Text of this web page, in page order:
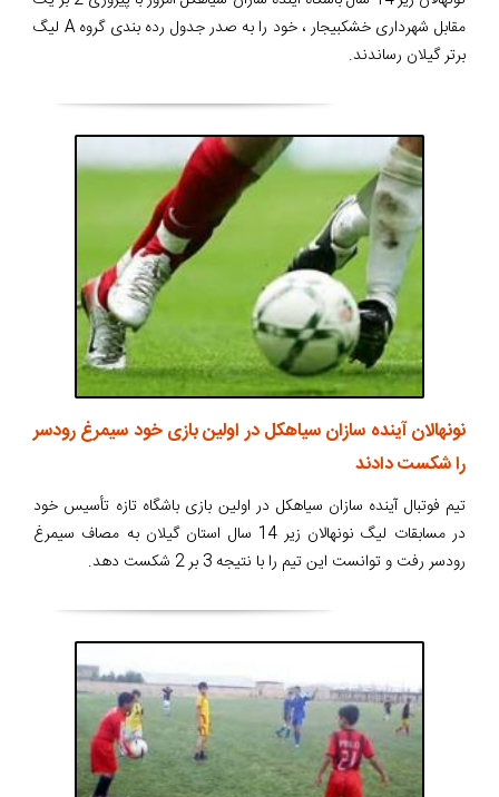
مقابل شهرداری خشکبیجار ، خود را به صدر جدول رده بندی گروه A لیگ
برتر گیلان رساندند.
نونهالان آینده سازان سیاهکل در اولین بازی خود سیمرغ رودسر
را شکست دادند
تیم فوتبال آینده سازان سیاهکل در اولین بازی باشگاه تازه تأسیس خود
در مسابقات لیگ نونهالان زیر 14 سال استان گیلان به مصاف سیمرغ
رودسر رفت و توانست این تیم را با نتیجه 3 بر 2 شکست دهد.